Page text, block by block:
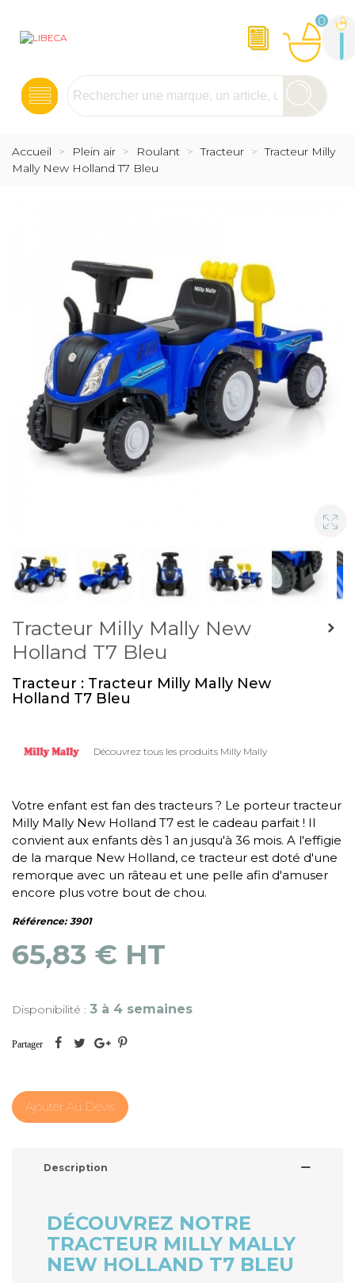
0
Accueil > Plein air > Roulant > Tracteur > Tracteur Milly
Mally New Holland T7 Bleu
Tracteur Milly Mally New
Holland T7 Bleu
Tracteur : Tracteur Milly Mally New
Holland T7 Bleu
Découvrez tous les produits Milly Mally
Votre enfant est fan des tracteurs ? Le porteur tracteur
Milly Mally New Holland T7 est le cadeau parfait ! Il
convient aux enfants dès 1 an jusqu'à 36 mois. A l'effigie
de la marque New Holland, ce tracteur est doté d'une
remorque avec un râteau et une pelle afin d'amuser
encore plus votre bout de chou.
Référence: 3901
65,83 € HT
Disponibilité : 3 à 4 semaines
Partager
Ajouter Au Devis
Description
DÉCOUVREZ NOTRE
TRACTEUR MILLY MALLY
NEW HOLLAND T7 BLEU